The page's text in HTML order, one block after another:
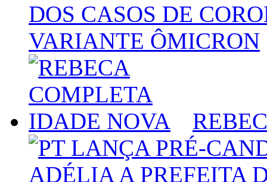
DOS CASOS DE
VARIANTE ÔMICRON